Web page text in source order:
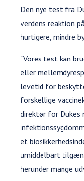
Den nye test fra
verdens reaktion
hurtigere, mindre
"Vores test kan
eller
levetid for
forskellige
direktør for Dukes
et
umiddelbart
herunder mange